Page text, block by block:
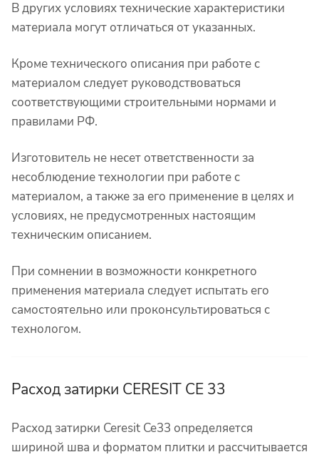
В других условиях технические характеристики
материала могут отличаться от указанных.
Кроме технического описания при работе с
материалом следует руководствоваться
соответствующими строительными нормами и
правилами РФ.
Изготовитель не несет ответственности за
несоблюдение технологии при работе с
материалом, а также за его применение в целях и
условиях, не предусмотренных настоящим
техническим описанием.
При сомнении в возможности конкретного
применения материала следует испытать его
самостоятельно или проконсультироваться с
технологом.
Расход затирки CERESIT CE 33
Расход затирки Ceresit Ce33 определяется
шириной шва и форматом плитки и рассчитывается